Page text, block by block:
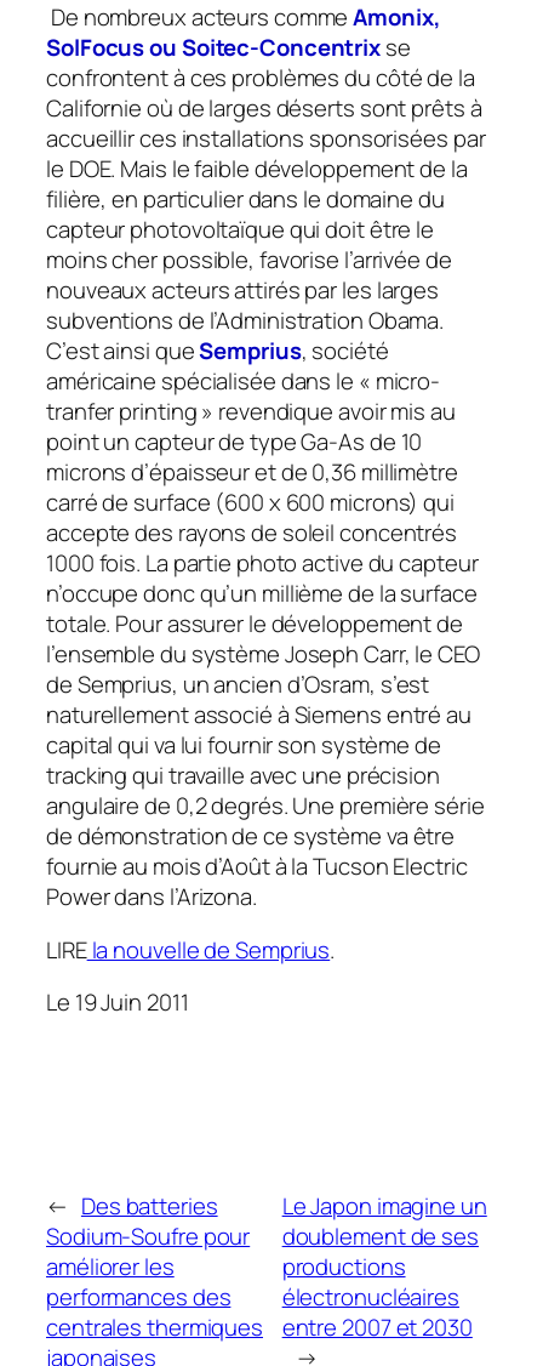
De nombreux acteurs commeAmonix,
SolFocus ou Soitec-Concentrixse
confrontent à ces problèmes du côté de la
Californie où de larges déserts sont prêts à
accueillir ces installations sponsorisées par
le DOE. Mais le faible développement de la
filière, en particulier dans le domaine du
capteur photovoltaïque qui doit être le
moins cher possible, favorise l’arrivée de
nouveaux acteurs attirés par les larges
subventions de l’Administration Obama.
C’est ainsi queSemprius, société
américaine spécialisée dans le « micro-
tranfer printing » revendique avoir mis au
point un capteur de type Ga-As de 10
microns d’épaisseur et de 0,36 millimètre
carré de surface (600 x 600 microns) qui
accepte des rayons de soleil concentrés
1000 fois. La partie photo active du capteur
n’occupe donc qu’un millième de la surface
totale. Pour assurer le développement de
l’ensemble du système Joseph Carr, le CEO
de Semprius, un ancien d’Osram, s’est
naturellement associé à Siemens entré au
capital qui va lui fournir son système de
tracking qui travaille avec une précision
angulaire de 0,2 degrés. Une première série
de démonstration de ce système va être
fournie au mois d’Août à la Tucson Electric
Power dans l’Arizona.
LIREla nouvelle de Semprius.
Le 19 Juin 2011
← Des batteries
Sodium-Soufre pour
améliorer les
performances des
centrales thermiques
japonaises
Le Japon imagine un
doublement de ses
productions
électronucléaires
entre 2007 et 2030
→